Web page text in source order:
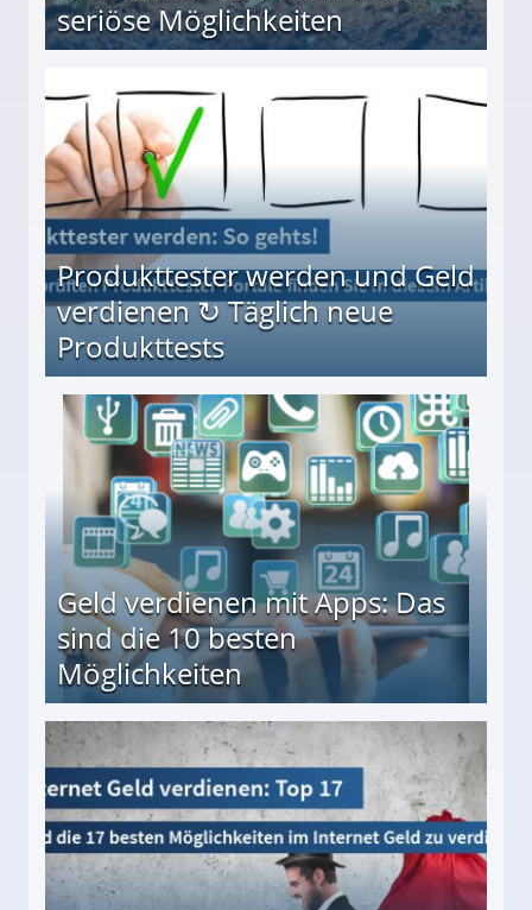
seriöse Möglichkeiten
Produkttester werden und Geld
verdienen ↻ Täglich neue
Produkttests
↻ Täglich neue Produkttests
Geld verdienen mit Apps: Das
sind die 10 besten
Möglichkeiten
besten Möglichkeiten